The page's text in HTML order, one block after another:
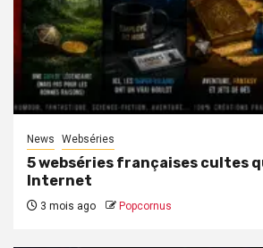
News Webséries
5 webséries françaises cultes
Internet
3 mois ago Popcornus